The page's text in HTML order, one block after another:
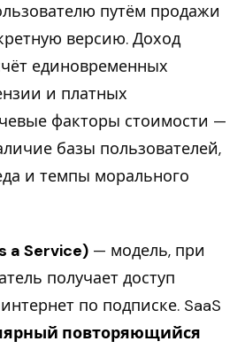
путём продажи
версию. Доход
единовременных
и платных
факторы стоимости —
базы пользователей,
и темпы морального
a Service) — модель, при
получает доступ
по подписке. SaaS
повторяющийся